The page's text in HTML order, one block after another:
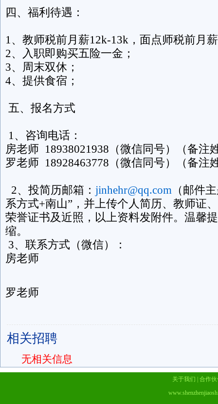
四、福利待遇：
1、教师税前月薪12k-13k，面点师税前月
2、入职即购买五险一金；
3、周末双休；
4、提供食宿；
五、报名方式
1、咨询电话：
房老师 18938021938（微信同号）（备注
罗老师 18928463778（微信同号）（备注
2、投简历邮箱： jinhehr@qq.com （邮件
系方式+南山”，并上传个人简历、教师证
荣誉证书及近照，以上资料发附件。温馨
缩。
3、联系方式（微信）：
房老师
罗老师
相关招聘
无相关信息
关于我们 | 合作